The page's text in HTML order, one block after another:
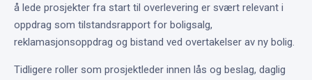
å lede prosjekter fra start til overlevering er svært relevant i
oppdrag som tilstandsrapport for boligsalg,
reklamasjonsoppdrag og bistand ved overtakelser av ny bolig.
Tidligere roller som prosjektleder innen lås og beslag, daglig